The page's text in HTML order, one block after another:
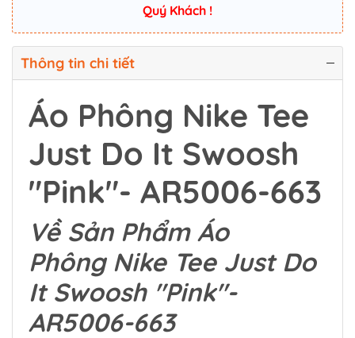
Quý Khách !
Thông tin chi tiết
Áo Phông Nike Tee
Just Do It Swoosh
"Pink"- AR5006-663
Về Sản Phẩm Áo
Phông Nike Tee Just Do
It Swoosh "Pink"-
AR5006-663